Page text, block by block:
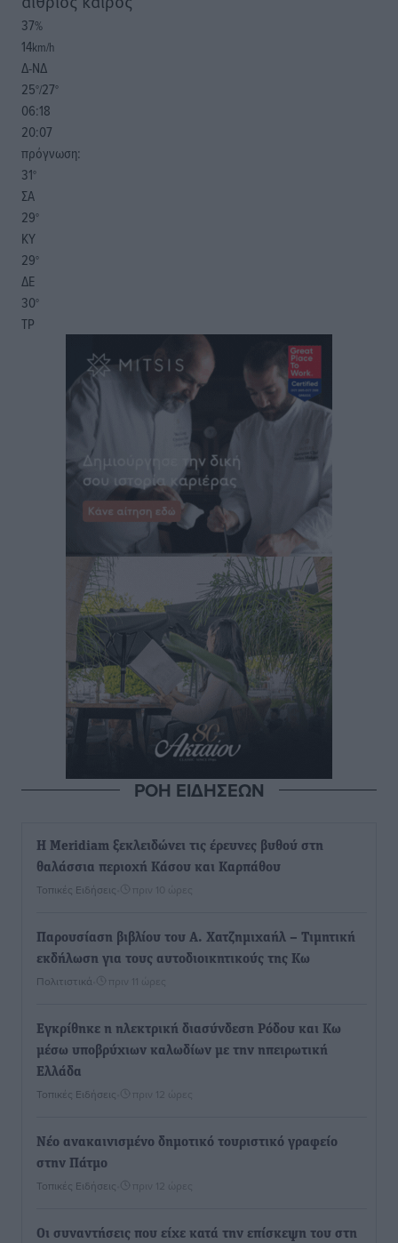
37%
14km/h
Δ-ΝΔ
25°/27°
06:18
20:07
πρόγνωση:
31°
ΣΑ
29°
ΚΥ
29°
ΔΕ
30°
ΤΡ
ΡΟΗ ΕΙΔΗΣΕΩΝ
Η Meridiam ξεκλειδώνει τις έρευνες βυθού στη
θαλάσσια περιοχή Κάσου και Καρπάθου
Τοπικές Ειδήσεις πριν 10 ώρες
Παρουσίαση βιβλίου του Α. Χατζημιχαήλ – Τιμητική
εκδήλωση για τους αυτοδιοικητικούς της Κω
Πολιτιστικά πριν 11 ώρες
Εγκρίθηκε η ηλεκτρική διασύνδεση Ρόδου και Κω
μέσω υποβρύχιων καλωδίων με την ηπειρωτική
Ελλάδα
Τοπικές Ειδήσεις πριν 12 ώρες
Νέο ανακαινισμένο δημοτικό τουριστικό γραφείο
στην Πάτμο
Τοπικές Ειδήσεις πριν 12 ώρες
Οι συναντήσεις που είχε κατά την επίσκεψη του στη